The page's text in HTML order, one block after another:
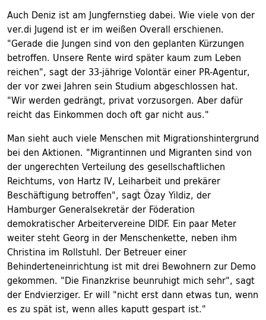
Auch Deniz ist am Jungfernstieg dabei. Wie viele von der
ver.di Jugend ist er im weißen Overall erschienen.
"Gerade die Jungen sind von den geplanten Kürzungen
betroffen. Unsere Rente wird später kaum zum Leben
reichen", sagt der 33-jährige Volontär einer PR-Agentur,
der vor zwei Jahren sein Studium abgeschlossen hat.
"Wir werden gedrängt, privat vorzusorgen. Aber dafür
reicht das Einkommen doch oft gar nicht aus."
Man sieht auch viele Menschen mit Migrationshintergrund
bei den Aktionen. "Migrantinnen und Migranten sind von
der ungerechten Verteilung des gesellschaftlichen
Reichtums, von Hartz IV, Leiharbeit und prekärer
Beschäftigung betroffen", sagt Özay Yildiz, der
Hamburger Generalsekretär der Föderation
demokratischer Arbeitervereine DIDF. Ein paar Meter
weiter steht Georg in der Menschenkette, neben ihm
Christina im Rollstuhl. Der Betreuer einer
Behinderteneinrichtung ist mit drei Bewohnern zur Demo
gekommen. "Die Finanzkrise beunruhigt mich sehr", sagt
der Endvierziger. Er will "nicht erst dann etwas tun, wenn
es zu spät ist, wenn alles kaputt gespart ist."